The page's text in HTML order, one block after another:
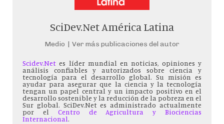
SciDev.Net América Latina
Medio | Ver más publicaciones del autor
Scidev.Net es líder mundial en noticias, opiniones y
análisis confiables y autorizados sobre ciencia y
tecnología para el desarrollo global. Su misión es
ayudar para asegurar que la ciencia y la tecnología
tengan un papel central y un impacto positivo en el
desarrollo sostenible y la reducción de la pobreza en el
Sur global. SciDev.Net es administrado actualmente
por el Centro de Agricultura y Biociencias
Internacional.